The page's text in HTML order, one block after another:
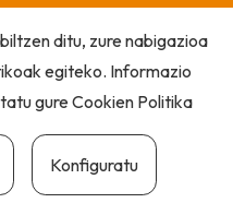
ditu, zure nabigazioa
egiteko. Informazio
gureCookien Politika
Konfiguratu